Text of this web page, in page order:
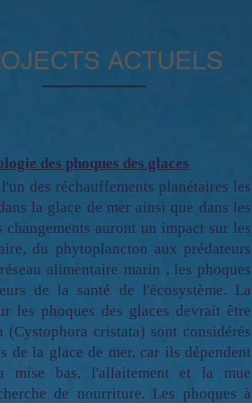
ACTUELS
des phoques des glaces
des réchauffements planétaires les
la glace de mer ainsi que dans les
auront un impact sur les
du phytoplancton aux prédateurs
alimentaire marin , les phoques
de la santé de l'écosystème. La
les phoques des glaces devrait être
(Cystophora cristata) sont considérés
de la glace de mer, car ils dépendent
mise bas, l'allaitement et la mue
de nourriture. Les phoques à